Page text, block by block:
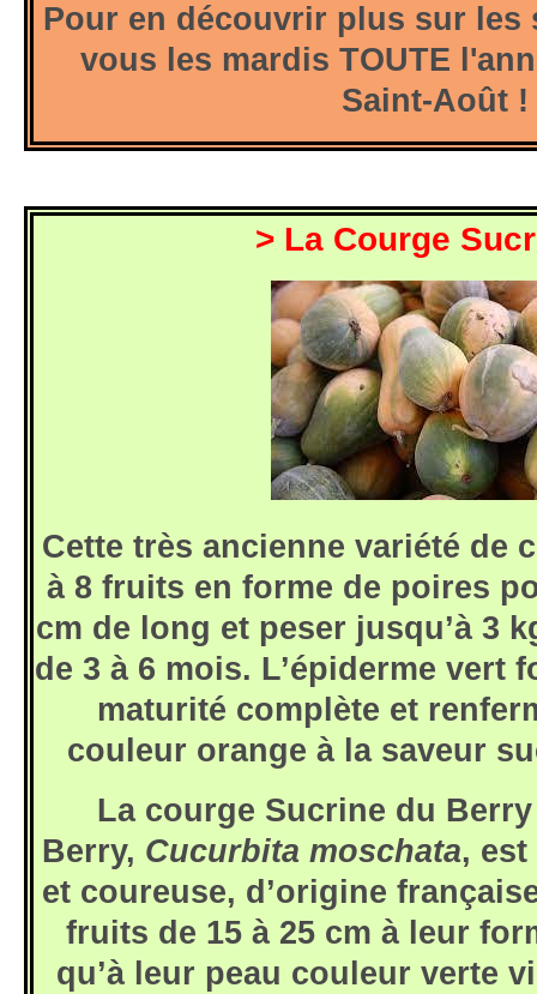
Pour en découvrir plus sur les
vous les mardis TOUTE
Saint-Août !
> La Courge
Cette très ancienne variété de
à 8 fruits en forme de poires
cm de long et peser jusqu’à 3
de 3 à 6 mois. L’épiderme vert
maturité complète et
couleur orange à la saveur
La courge Sucrine du
Berry, Cucurbita moschata,
et coureuse, d’origine
fruits de 15 à 25 cm à leur
qu’à leur peau couleur verte